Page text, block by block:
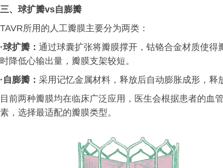
三、 球扩瓣vs自膨瓣
TAVR所用的人工瓣膜主要分为两类：
·球扩瓣： 通过球囊扩张将瓣膜撑开，钴铬合金材质使
时降低心输出量，瓣膜支架较短。
· 自膨瓣： 采用记忆金属材料，释放后自动膨胀成形，
目前两种瓣膜均在临床广泛应用，医生会根据患者的血
素，选择最适配的瓣膜类型。